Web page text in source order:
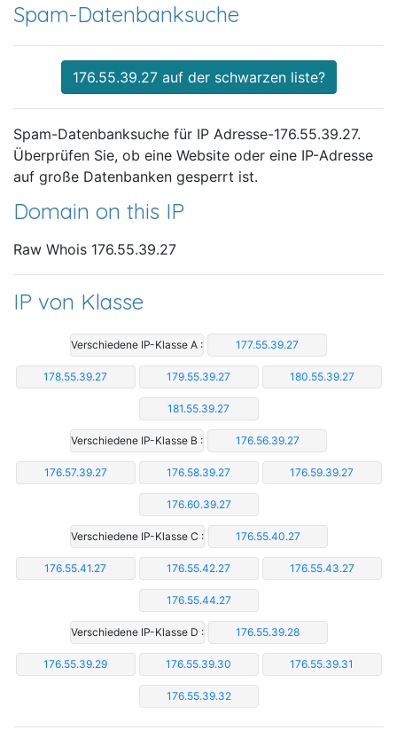
Spam-Datenbanksuche
176.55.39.27 auf der schwarzen liste?
Spam-Datenbanksuche für IP Adresse-176.55.39.27.
Überprüfen Sie, ob eine Website oder eine IP-Adresse
auf große Datenbanken gesperrt ist.
Domain on this IP
Raw Whois 176.55.39.27
IP von Klasse
Verschiedene IP-Klasse A : 177.55.39.27
178.55.39.27 179.55.39.27 180.55.39.27
181.55.39.27
Verschiedene IP-Klasse B : 176.56.39.27
176.57.39.27 176.58.39.27 176.59.39.27
176.60.39.27
Verschiedene IP-Klasse C : 176.55.40.27
176.55.41.27 176.55.42.27 176.55.43.27
176.55.44.27
Verschiedene IP-Klasse D : 176.55.39.28
176.55.39.29 176.55.39.30 176.55.39.31
176.55.39.32